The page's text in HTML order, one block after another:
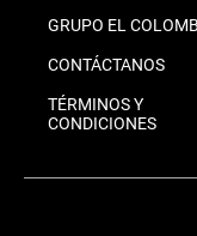
GRUPO EL
CONTÁCTANOS
TÉRMINOS Y
CONDICIONES